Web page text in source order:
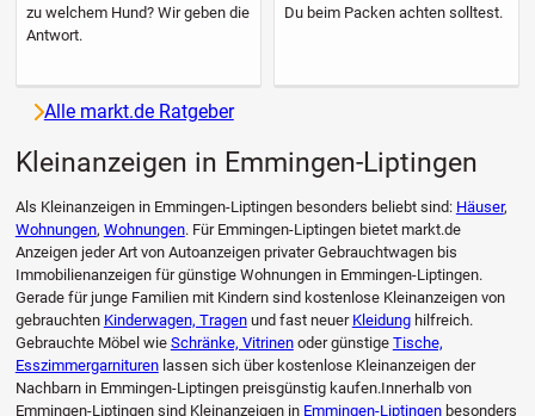
zu welchem Hund? Wir geben die
Antwort.
Du beim Packen achten solltest.
Alle markt.de Ratgeber
Kleinanzeigen in Emmingen-Liptingen
Als Kleinanzeigen in Emmingen-Liptingen besonders beliebt sind: Häuser,
Wohnungen, Wohnungen. Für Emmingen-Liptingen bietet markt.de
Anzeigen jeder Art von Autoanzeigen privater Gebrauchtwagen bis
Immobilienanzeigen für günstige Wohnungen in Emmingen-Liptingen.
Gerade für junge Familien mit Kindern sind kostenlose Kleinanzeigen von
gebrauchten Kinderwagen, Tragenund fast neuer Kleidunghilfreich.
Gebrauchte Möbel wie Schränke, Vitrinenoder günstige Tische,
Esszimmergarniturenlassen sich über kostenlose Kleinanzeigen der
Nachbarn in Emmingen-Liptingen preisgünstig kaufen.Innerhalb von
Emmingen-Liptingen sind Kleinanzeigen in Emmingen-Liptingenbesonders